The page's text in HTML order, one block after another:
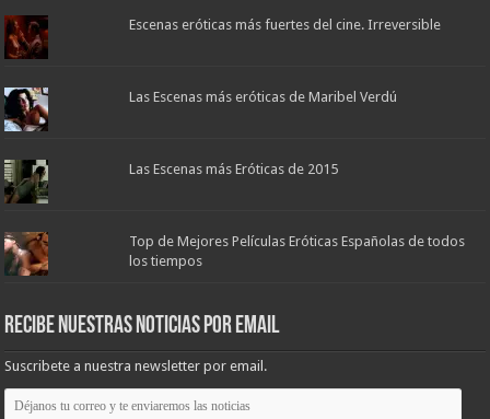
Escenas eróticas más fuertes del cine. Irreversible
Las Escenas más eróticas de Maribel Verdú
Las Escenas más Eróticas de 2015
Top de Mejores Películas Eróticas Españolas de todos
los tiempos
Recibe nuestras noticias por email
Suscribete a nuestra newsletter por email.
Déjanos
tu